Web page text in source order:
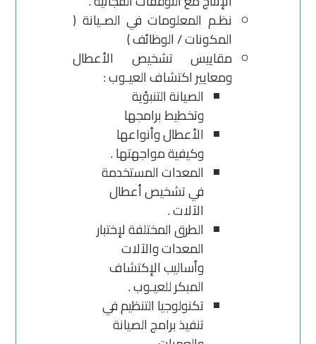
نظـم المعلومات في الصـيانة (
المكونات / الوظائف )
مقاييس تشخيص الأعطال
ومعايير اكتشاف العيـوب :
الصيانة التنبؤية
وتخطيط برامجها
الأعطال وأنواعها
وكيفية مواجهتها .
المعدات المستخدمة
في تشخيص أعطال
الآلات .
الطرق المختلفة لإختبار
المعدات والآلات
وأساليب الإكتشاف
المبكر للعيـوب .
تكنولوجيا التنظيم في
تنفيذ برامج الصيانة